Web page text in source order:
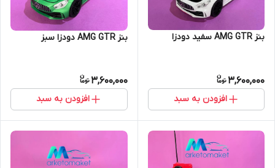
بنز AMG GTR سفید دودزا
3,600,000
افزودن به سبد
بنز AMG GTR دودزا سبز
3,600,000
افزودن به سبد